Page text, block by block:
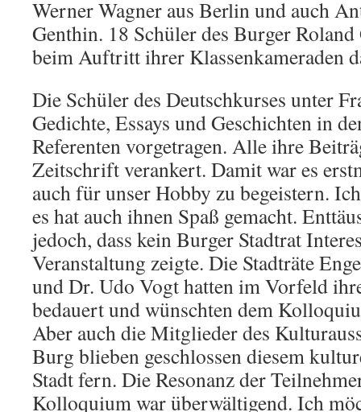
Werner Wagner aus Berlin und auch
Genthin. 18 Schüler des Burger
beim Auftritt ihrer Klassenkameraden
Die Schüler des Deutschkurses unter
Gedichte, Essays und Geschichten in
Referenten vorgetragen. Alle ihre
Zeitschrift verankert. Damit war es
auch für unser Hobby zu begeistern.
es hat auch ihnen Spaß gemacht.
jedoch, dass kein Burger Stadtrat
Veranstaltung zeigte. Die Stadträte
und Dr. Udo Vogt hatten im Vorfeld
bedauert und wünschten dem
Aber auch die Mitglieder des
Burg blieben geschlossen diesem
Stadt fern. Die Resonanz der
Kolloquium war überwältigend. Ich